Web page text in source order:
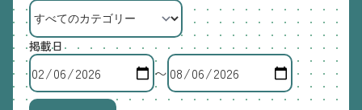
掲載日
〜